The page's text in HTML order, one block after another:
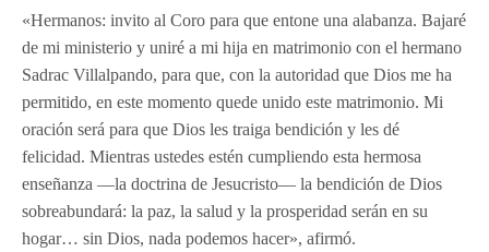
«Hermanos: invito al Coro para que entone una alabanza. Bajaré
de mi ministerio y uniré a mi hija en matrimonio con el hermano
Sadrac Villalpando, para que, con la autoridad que Dios me ha
permitido, en este momento quede unido este matrimonio. Mi
oración será para que Dios les traiga bendición y les dé
felicidad. Mientras ustedes estén cumpliendo esta hermosa
enseñanza —la doctrina de Jesucristo— la bendición de Dios
sobreabundará: la paz, la salud y la prosperidad serán en su
hogar… sin Dios, nada podemos hacer», afirmó.